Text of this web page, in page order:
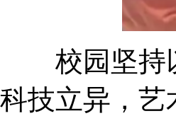
校园坚持以
科技立异，